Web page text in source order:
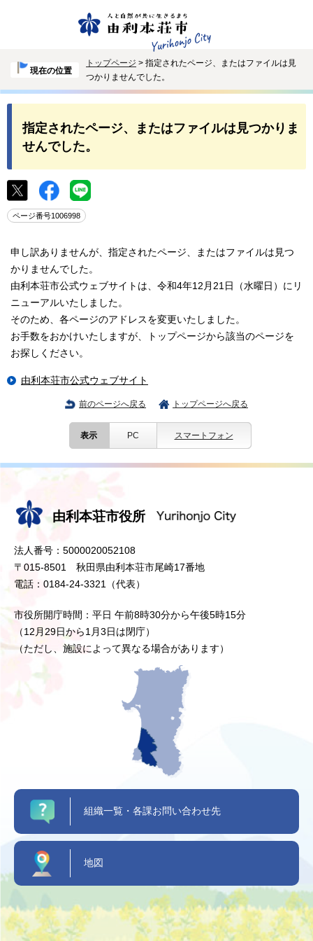
現在の位置
トップページ > 指定されたページ、またはファイルは見
つかりませんでした。
指定されたページ、またはファイルは見つかりま
せんでした。
ページ番号1006998
申し訳ありませんが、指定されたページ、またはファイルは見つ
かりませんでした。
由利本荘市公式ウェブサイトは、令和4年12月21日（水曜日）にリ
ニューアルいたしました。
そのため、各ページのアドレスを変更いたしました。
お手数をおかけいたしますが、トップページから該当のページを
お探しください。
由利本荘市公式ウェブサイト
前のページへ戻る トップページへ戻る
表示 PC スマートフォン
由利本荘市役所
法人番号：5000020052108
〒015-8501 秋田県由利本荘市尾崎17番地
電話：0184-24-3321（代表）
市役所開庁時間：平日 午前8時30分から午後5時15分
（12月29日から1月3日は閉庁）
（ただし、施設によって異なる場合があります）
組織一覧・各課お問い合わせ先
地図